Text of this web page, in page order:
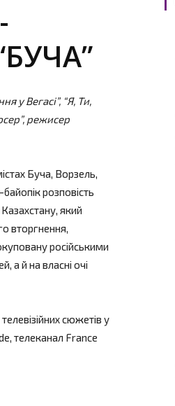
у Вегасі”, “Я, Ти,
режисер
Буча, Ворзель,
розповість
який
вторгнення,
російськими
а й на власні очі
сюжетів у
телеканал France